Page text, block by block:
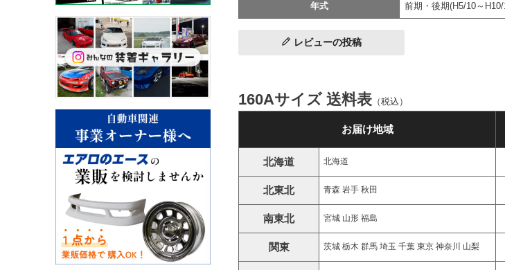
年式 前期・後期(H5/10～H10/
レビューの投稿
160Aサイズ 送料表 （税込）
お届け地域
北海道 北海道
北東北 青森 岩手 秋田
南東北 宮城 山形 福島
関東 茨城 栃木 群馬 埼玉 千葉 東京 神奈川 山梨